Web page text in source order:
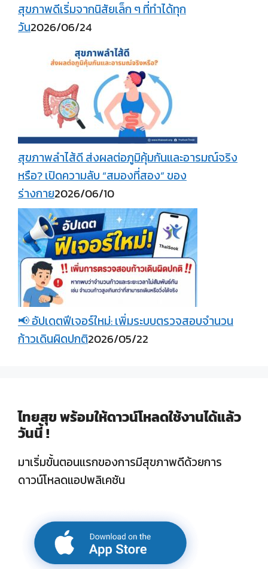
สุขภาพดีเริ่มจากนิสัยเล็ก ๆ ที่ทำได้ทุก
วัน2026/06/24
สุขภาพลำไส้ดี ส่งผลต่อภูมิคุ้มกันและอารมณ์จริง
หรือ? เปิดความลับ “สมองที่สอง” ของ
ร่างกาย2026/06/10
📢 อัปเดตฟีเจอร์ใหม่: เพิ่มระบบตรวจสอบจำนวน
ก้าวเดินผิดปกติ2026/05/22
ไทยสุข พร้อมให้ดาวน์โหลดใช้งานได้แล้ว
วันนี้ !
มาเริ่มขั้นตอนแรกของการมีสุขภาพดีด้วยการ
ดาวน์โหลดแอปพลิเคชัน